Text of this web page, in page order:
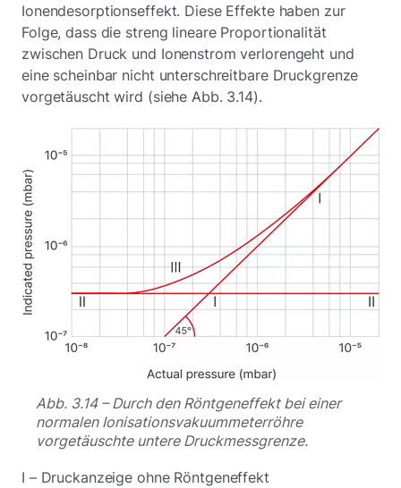
Ionendesorptionseffekt. Diese Effekte haben zur
Folge, dass die streng lineare Proportionalität
zwischen Druck und Ionenstrom verlorengeht und
eine scheinbar nicht unterschreitbare Druckgrenze
vorgetäuscht wird (siehe Abb. 3.14).
Abb. 3.14 – Durch den Röntgeneffekt bei einer
normalen Ionisationsvakuummeterröhre
vorgetäuschte untere Druckmessgrenze.
I – Druckanzeige ohne Röntgeneffekt